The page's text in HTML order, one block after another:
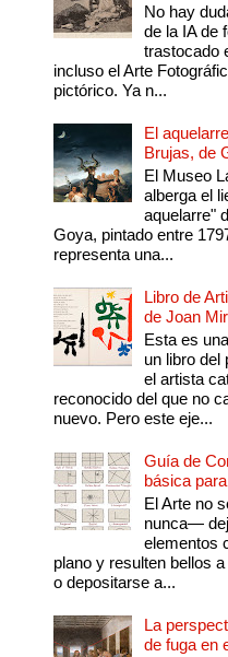
No hay
de la IA de
trastocado
incluso el Arte
pictórico. Ya n...
El
Brujas, de
El Museo
alberga el
aquelarre"
Goya, pintado entre
representa una...
Libro de
de Joan
Esta es
un libro del
el artista
reconocido del que no
nuevo. Pero este eje...
Guía de
básica
El Arte no
nunca—
elementos
plano y resulten bellos
o depositarse a...
La
de fuga en